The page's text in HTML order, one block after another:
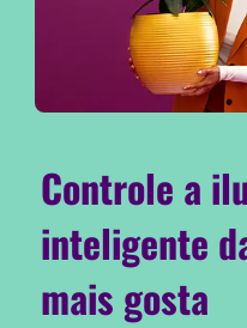
Controle a
inteligente
mais gosta